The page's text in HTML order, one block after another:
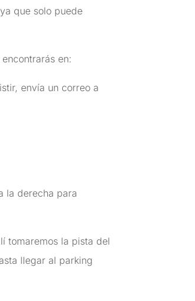
que solo puede
en:
envía un correo a
la derecha para
tomaremos la pista del
llegar al parking